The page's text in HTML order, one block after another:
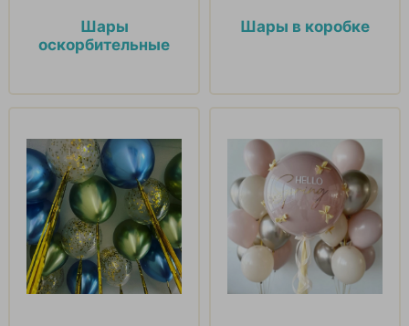
Шары
оскорбительные
Шары в коробке